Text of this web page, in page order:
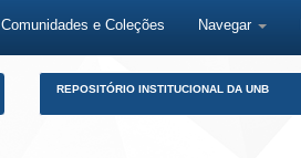
Comunidades e Coleções Navegar
REPOSITÓRIO INSTITUCIONAL DA UNB